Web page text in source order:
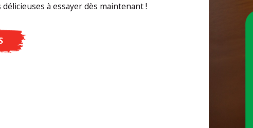
à essayer dès maintenant !